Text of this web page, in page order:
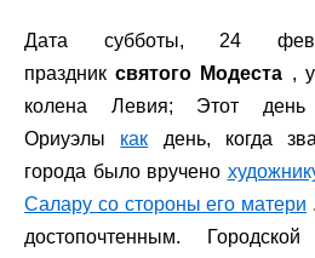
Дата субботы, 24
праздниксвятого Модеста ,
колена Левия; Этот
Ориуэлы как день, когда
города было вручено
Салару со стороны его матери
достопочтенным.